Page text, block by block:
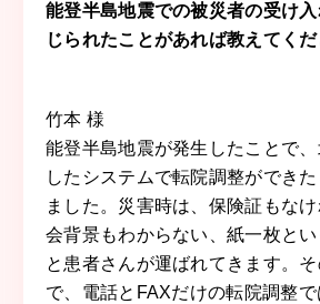
能登半島地震での被災者の受け
じられたことがあれば教えてくだ
竹本 様
能登半島地震が発生したことで
したシステムで転院調整ができ
ました。災害時は、保険証もな
会背景もわからない、紙一枚と
と患者さんが運ばれてきます。
で、電話とFAXだけの転院調整